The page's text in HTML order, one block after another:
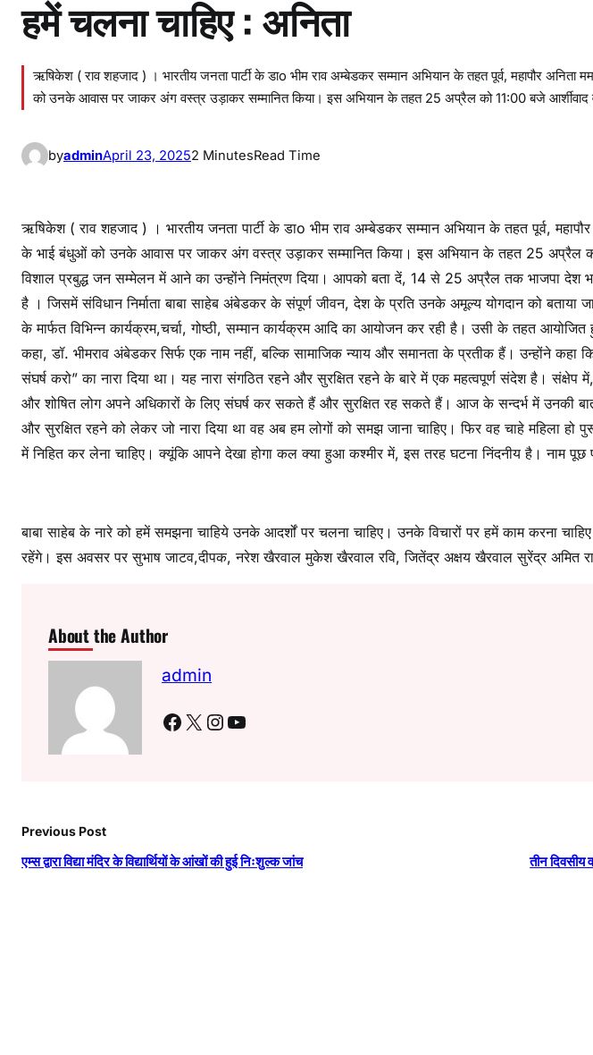
हमें चलना चाहिए : अनिता
ऋषिकेश ( राव शहजाद ) । भारतीय जनता पार्टी के डाo भीम राव अम्बेडकर सम्मान अभियान के तहत पूर्व, महापौर
को उनके आवास पर जाकर अंग वस्त्र उड़ाकर सम्मानित किया। इस अभियान के तहत 25 अप्रैल को 11:00 बजे आर्शीवाद
byadminApril 23, 20252 MinutesRead Time
ऋषिकेश ( राव शहजाद ) । भारतीय जनता पार्टी के डाo भीम राव अम्बेडकर सम्मान अभियान के तहत पूर्व,
के भाई बंधुओं को उनके आवास पर जाकर अंग वस्त्र उड़ाकर सम्मानित किया। इस अभियान के तहत 25 अप्रैल को
विशाल प्रबुद्ध जन सम्मेलन में आने का उन्होंने निमंत्रण दिया। आपको बता दें, 14 से 25 अप्रैल तक भाजपा देश
है । जिसमें संविधान निर्माता बाबा साहेब अंबेडकर के संपूर्ण जीवन, देश के प्रति उनके अमूल्य योगदान को बताया
के मार्फत विभिन्न कार्यक्रम,चर्चा, गोष्ठी, सम्मान कार्यक्रम आदि का आयोजन कर रही है। उसी के तहत आयोजित
कहा, डॉ. भीमराव अंबेडकर सिर्फ एक नाम नहीं, बल्कि सामाजिक न्याय और समानता के प्रतीक हैं। उन्होंने कहा
संघर्ष करो” का नारा दिया था। यह नारा संगठित रहने और सुरक्षित रहने के बारे में एक महत्वपूर्ण संदेश है। संक्षेप
और शोषित लोग अपने अधिकारों के लिए संघर्ष कर सकते हैं और सुरक्षित रह सकते हैं। आज के सन्दर्भ में उनकी बात
और सुरक्षित रहने को लेकर जो नारा दिया था वह अब हम लोगों को समझ जाना चाहिए। फिर वह चाहे महिला
में निहित कर लेना चाहिए। क्यूंकि आपने देखा होगा कल क्या हुआ कश्मीर में, इस तरह घटना निंदनीय है। नाम पूछ
बाबा साहेब के नारे को हमें समझना चाहिये उनके आदर्शों पर चलना चाहिए। उनके विचारों पर हमें काम करना
रहेंगे। इस अवसर पर सुभाष जाटव,दीपक, नरेश खैरवाल मुकेश खैरवाल रवि, जितेंद्र अक्षय खैरवाल सुरेंद्र अमित
About the Author
admin
Facebook X Instagram YouTube
Previous Post
एम्स द्वारा विद्या मंदिर के विद्यार्थियों के आंखों की हुई निःशुल्क जांच तीन दिवसीय